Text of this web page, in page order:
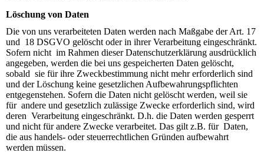
Löschung von Daten
Die von uns verarbeiteten Daten werden nach Maßgabe der Art. 17
und 18 DSGVO gelöscht oder in ihrer Verarbeitung eingeschränkt.
Sofern nicht im Rahmen dieser Datenschutzerklärung ausdrücklich
angegeben, werden die bei uns gespeicherten Daten gelöscht,
sobald sie für ihre Zweckbestimmung nicht mehr erforderlich sind
und der Löschung keine gesetzlichen Aufbewahrungspflichten
entgegenstehen. Sofern die Daten nicht gelöscht werden, weil sie
für andere und gesetzlich zulässige Zwecke erforderlich sind, wird
deren Verarbeitung eingeschränkt. D.h. die Daten werden gesperrt
und nicht für andere Zwecke verarbeitet. Das gilt z.B. für Daten,
die aus handels- oder steuerrechtlichen Gründen aufbewahrt
werden müssen.